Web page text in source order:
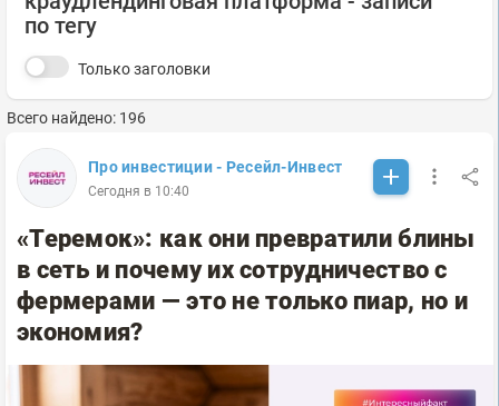
по тегу
Только заголовки
Всего найдено: 196
Про инвестиции - Ресейл-Инвест
Сегодня в 10:40
«Теремок»: как они превратили блины
в сеть и почему их сотрудничество с
фермерами — это не только пиар, но и
экономия?